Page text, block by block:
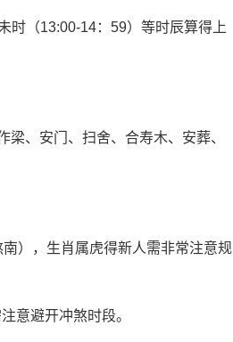
时（13:00-14：59）等时辰算得上
、安门、扫舍、合寿木、安葬、
），生肖属虎得新人需非常注意规
意避开冲煞时段。